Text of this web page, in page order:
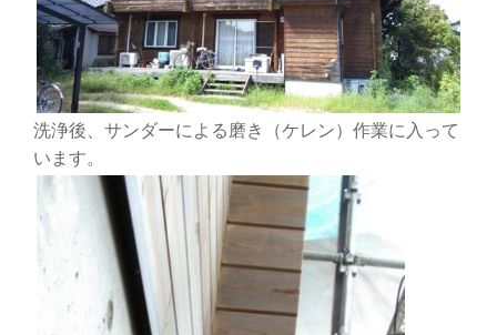
洗浄後、サンダーによる磨き（ケレン）作業に入って
います。